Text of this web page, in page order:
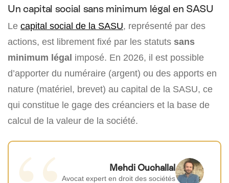
Un capital social sans minimum légal en SASU
Le capital social de la SASU, représenté par des
actions, est librement fixé par les statuts sans
minimum légal imposé. En 2026, il est possible
d’apporter du numéraire (argent) ou des apports en
nature (matériel, brevet) au capital de la SASU, ce
qui constitue le gage des créanciers et la base de
calcul de la valeur de la société.
Mehdi Ouchallal
Avocat expert en droit des sociétés